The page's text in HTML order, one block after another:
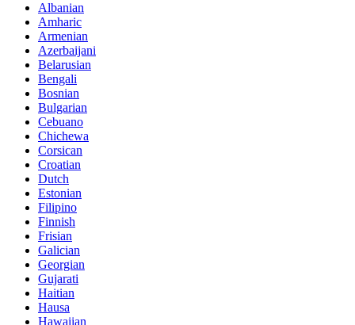
Albanian
Amharic
Armenian
Azerbaijani
Belarusian
Bengali
Bosnian
Bulgarian
Cebuano
Chichewa
Corsican
Croatian
Dutch
Estonian
Filipino
Finnish
Frisian
Galician
Georgian
Gujarati
Haitian
Hausa
Hawaiian